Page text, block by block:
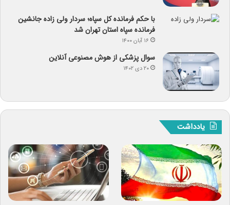
با حکم فرمانده کل سپاه؛ سردار ولی زاده جانشین
فرمانده سپاه استان تهران شد
۱۶ آبان ۱۴۰۰
سوال پزشکی از هوش مصنوعی آنلاین
۲۰ دی ۱۴۰۲
یادداشت